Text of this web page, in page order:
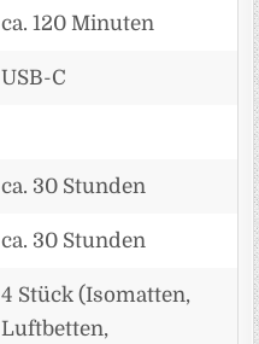
ca. 120 Minuten
USB-C
ca. 30 Stunden
ca. 30 Stunden
4 Stück (Isomatten,
Luftbetten,